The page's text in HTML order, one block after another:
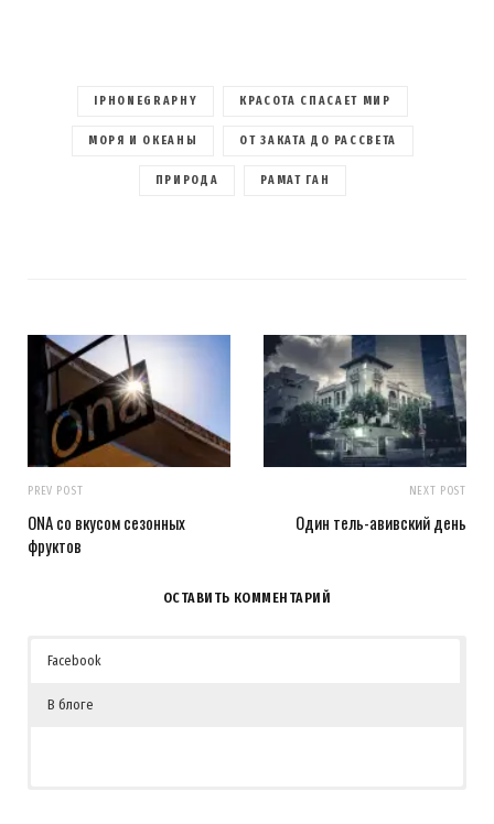
IPHONEGRAPHY КРАСОТА СПАСАЕТ МИР
МОРЯ И ОКЕАНЫ ОТ ЗАКАТА ДО РАССВЕТА
ПРИРОДА РАМАТ ГАН
PREV POST
ONA со вкусом сезонных
фруктов
NEXT POST
Один тель-авивский день
ОСТАВИТЬ КОММЕНТАРИЙ
Facebook
В блоге